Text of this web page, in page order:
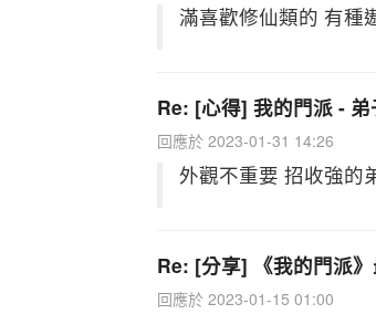
滿喜歡修仙類的 有種
Re: [心得] 我的門派 -
回應於 2023-01-31 14:26
外觀不重要 招收強的
Re: [分享] 《我的門派
回應於 2023-01-15 01:00